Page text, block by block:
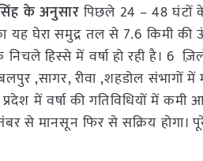
के अनुसारपिछले 24 – 48 घंटों
यह घेरा समुद्र तल से 7.6 किमी
हिस्से में वर्षा हो रही है। 6
,सागर, रीवा ,शहडोल संभागों में
में वर्षा की गतिविधियों में कमी
मानसून फिर से सक्रिय होगा। पूरे